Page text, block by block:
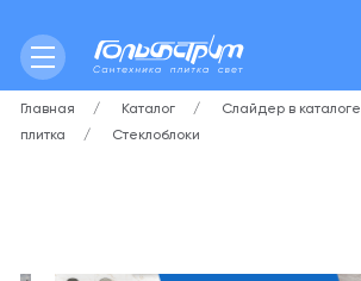
Главная Каталог Слайдер в каталоге
плитка
Стеклоблоки